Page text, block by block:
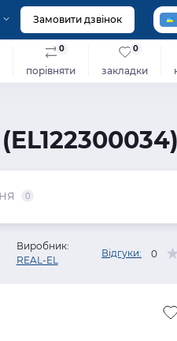
Замовити дзвінок
порівняти
0
закладки
0
0
Виробник:
REAL-EL
Відгуки: 0